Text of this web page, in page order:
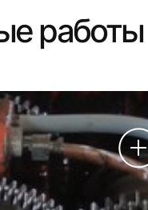
работы